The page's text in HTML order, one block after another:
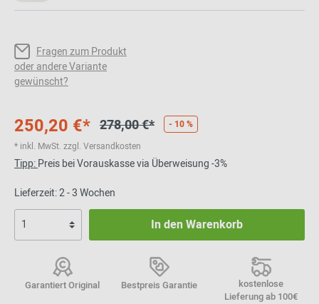
Fragen zum Produkt
oder andere Variante
gewünscht?
250,20 €* 278,00 €*
- 10 %
* inkl. MwSt. zzgl. Versandkosten
Tipp:Preis bei Vorauskasse via Überweisung -3%
Lieferzeit: 2 - 3 Wochen
In den Warenkorb
Garantiert Original Bestpreis Garantie
kostenlose
Lieferung ab 100€